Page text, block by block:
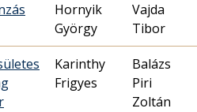
Hornyik
György
Vajda
Tibor
Karinthy
Frigyes
Balázs
Piri
Zoltán